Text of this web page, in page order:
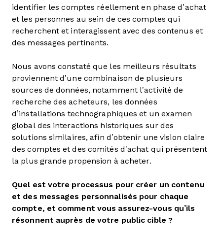
identifier les comptes réellement en phase d’achat
et les personnes au sein de ces comptes qui
recherchent et interagissent avec des contenus et
des messages pertinents.
Nous avons constaté que les meilleurs résultats
proviennent d’une combinaison de plusieurs
sources de données, notamment l’activité de
recherche des acheteurs, les données
d’installations technographiques et un examen
global des interactions historiques sur des
solutions similaires, afin d’obtenir une vision claire
des comptes et des comités d’achat qui présentent
la plus grande propension à acheter.
Quel est votre processus pour créer un contenu
et des messages personnalisés pour chaque
compte, et comment vous assurez-vous qu’ils
résonnent auprès de votre public cible ?